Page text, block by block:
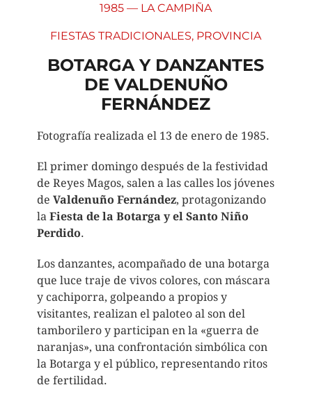
1985 — LA CAMPIÑA
FIESTAS TRADICIONALES, PROVINCIA
BOTARGA Y DANZANTES
DE VALDENUÑO
FERNÁNDEZ
Fotografía realizada el 13 de enero de 1985.
El primer domingo después de la festividad
de Reyes Magos, salen a las calles los jóvenes
de Valdenuño Fernández, protagonizando
la Fiesta de la Botarga y el Santo Niño
Perdido.
Los danzantes, acompañado de una botarga
que luce traje de vivos colores, con máscara
y cachiporra, golpeando a propios y
visitantes, realizan el paloteo al son del
tamborilero y participan en la «guerra de
naranjas», una confrontación simbólica con
la Botarga y el público, representando ritos
de fertilidad.